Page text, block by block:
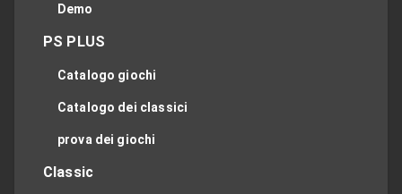
Demo
PS PLUS
Catalogo giochi
Catalogo dei classici
prova dei giochi
Classic